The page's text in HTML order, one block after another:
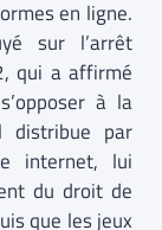
en ligne.
sur l’arrêt
qui a affirmé
à la
distribue par
internet, lui
du droit de
que les jeux